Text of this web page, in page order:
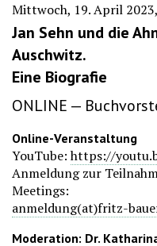
Mittwoch, 19. April
Jan Sehn und die
Auschwitz.
Eine Biografie
ONLINE —
Online-Veranstaltung
YouTube:https://
Anmeldung zur
Meetings:
anmeldung(at)fritz-
Moderation: Dr.